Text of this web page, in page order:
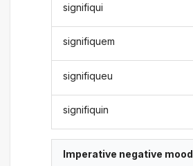
signifiqui
signifiquem
signifiqueu
signifiquin
Imperative negative mood